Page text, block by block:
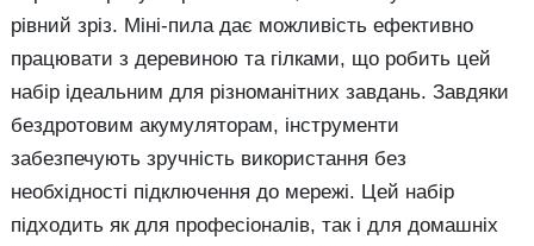
рівний зріз. Міні-пила дає можливість ефективно
працювати з деревиною та гілками, що робить цей
набір ідеальним для різноманітних завдань. Завдяки
бездротовим акумуляторам, інструменти
забезпечують зручність використання без
необхідності підключення до мережі. Цей набір
підходить як для професіоналів, так і для домашніх